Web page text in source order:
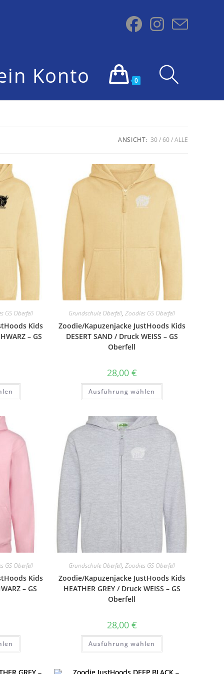
Konto 0
Website-
ANSICHT: 30 60 ALLE
GS Oberfell
Kids
– GS
Dieses
weist
Optionen
können
auf
der
Produktseite
gewählt
werden
Grundschule Oberfell,Zoodies GS Oberfell
Zoodie/Kapuzenjacke JustHoods Kids
DESERT SAND / Druck WEISS – GS
Oberfell
28,00 €
Ausführung wählen
Dieses
weist
Die
Optionen
können
Produktseite
gewählt
werden
GS Oberfell
Kids
– GS
Dieses
weist
Grundschule Oberfell,Zoodies GS Oberfell
Zoodie/Kapuzenjacke JustHoods Kids
HEATHER GREY / Druck WEISS – GS
Oberfell
28,00 €
Ausführung wählen
Dieses
weist